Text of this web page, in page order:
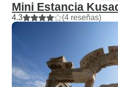
Mini Estancia
4.3 (4 reseñas)